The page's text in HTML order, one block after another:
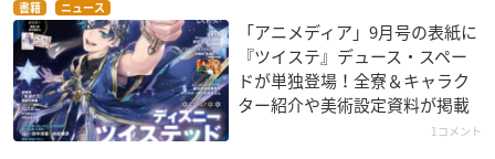
書籍 ニュース
「アニメディア」9月号の表紙に
『ツイステ』デュース・スペー
ドが単独登場！全寮＆キャラク
ター紹介や美術設定資料が掲載
1コメント